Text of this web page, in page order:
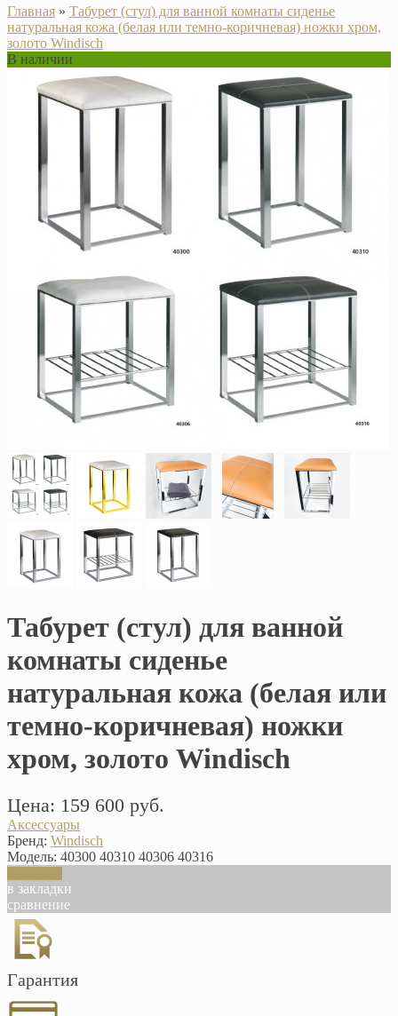
Главная » Табурет (стул) для ванной комнаты сиденье
натуральная кожа (белая или темно-коричневая) ножки хром,
золото Windisch
В наличии
Табурет (стул) для ванной
комнаты сиденье
натуральная кожа (белая или
темно-коричневая) ножки
хром, золото Windisch
Цена: 159 600 руб.
Аксессуары
Бренд: Windisch
Модель: 40300 40310 40306 40316
в закладки
сравнение
Гарантия